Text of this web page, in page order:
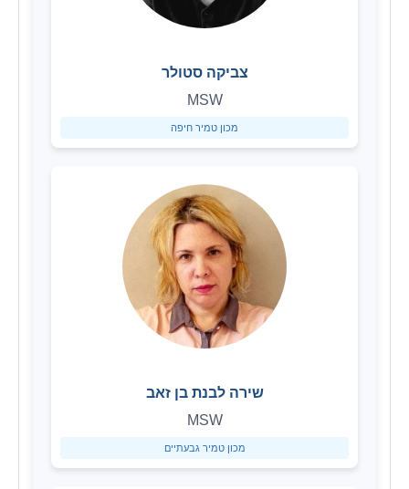
צביקה סטולר
MSW
מכון טמיר חיפה
שירה לבנת בן זאב
MSW
מכון טמיר גבעתיים